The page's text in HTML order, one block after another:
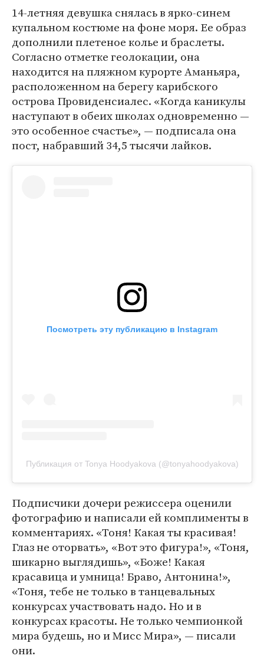
14-летняя девушка снялась в ярко-синем
купальном костюме на фоне моря. Ее образ
дополнили плетеное колье и браслеты.
Согласно отметке геолокации, она
находится на пляжном курорте Аманьяра,
расположенном на берегу карибского
острова Провиденсиалес. «Когда каникулы
наступают в обеих школах одновременно —
это особенное счастье», — подписала она
пост, набравший 34,5 тысячи лайков.
Посмотреть эту публикацию в Instagram
Публикация от Tonya Hoodyakova (@tonyahoodyakova)
Подписчики дочери режиссера оценили
фотографию и написали ей комплименты в
комментариях. «Тоня! Какая ты красивая!
Глаз не оторвать», «Вот это фигура!», «Тоня,
шикарно выглядишь», «Боже! Какая
красавица и умница! Браво, Антонина!»,
«Тоня, тебе не только в танцевальных
конкурсах участвовать надо. Но и в
конкурсах красоты. Не только чемпионкой
мира будешь, но и Мисс Мира», — писали
они.